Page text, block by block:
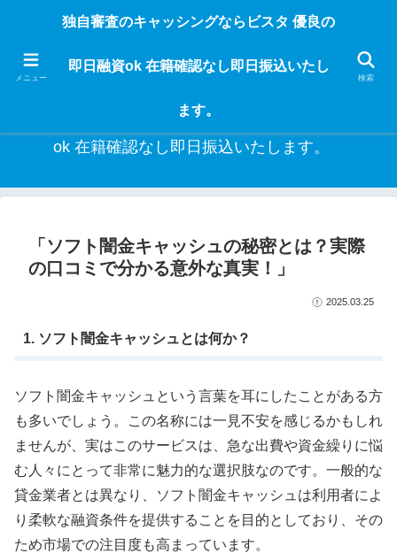
独自審査のフリーローンならビスタなら24時間365日 在籍確認なしで借りれる
な入用があっても安心！融資率97％！仕事をしている人ならブラックでも給料
日返済の１ヶ月融資で借りられるから安心！
独自審査のキャッシングならビスタ 優良の即日融資
ok 在籍確認なし即日振込いたします。
「ソフト闇金キャッシュの秘密とは？実際
の口コミで分かる意外な真実！」
2025.03.25
1. ソフト闇金キャッシュとは何か？
ソフト闇金キャッシュという言葉を耳にしたことがある方
も多いでしょう。この名称には一見不安を感じるかもしれ
ませんが、実はこのサービスは、急な出費や資金繰りに悩
む人々にとって非常に魅力的な選択肢なのです。一般的な
貸金業者とは異なり、ソフト闇金キャッシュは利用者によ
り柔軟な融資条件を提供することを目的としており、その
ため市場での注目度も高まっています。
メニュー
独自審査のキャッシングならビスタ 優良の
即日融資ok 在籍確認なし即日振込いたし
ます。
検索